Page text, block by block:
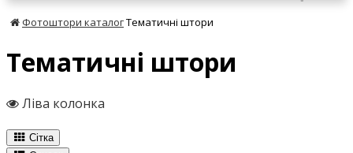
Фотоштори каталогТематичні штори
Тематичні штори
Ліва колонка
Сітка